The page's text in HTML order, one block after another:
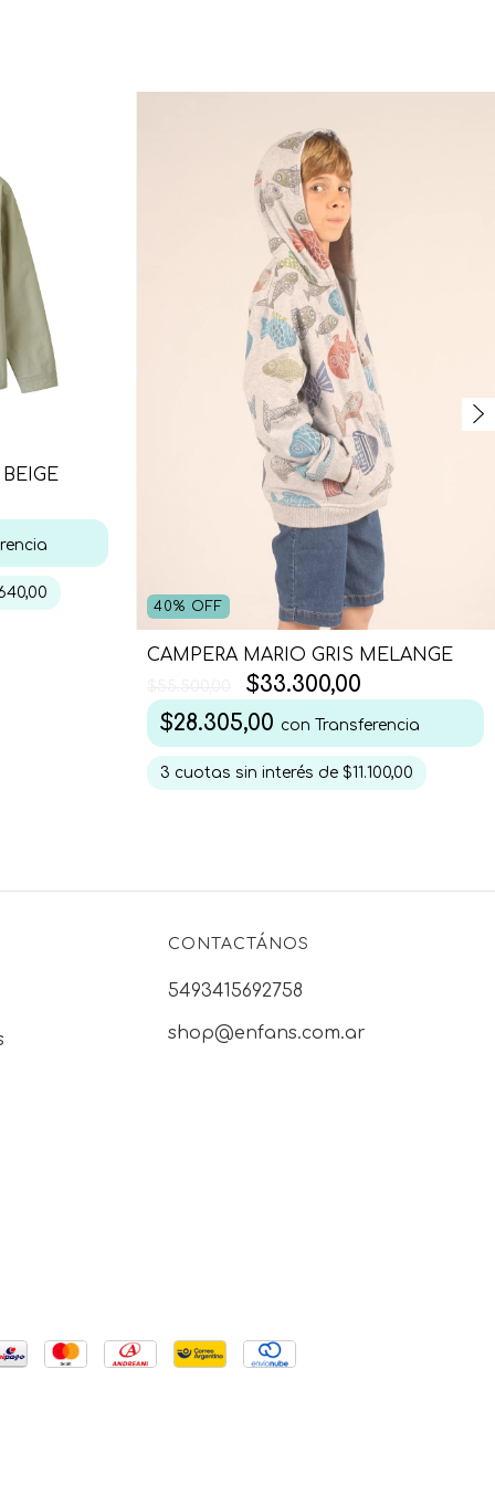
40% OFF
CAMPERA MARIO GRIS MELANGE
$33.300,00
$28.305,00 con Transferencia
3 cuotas sin interés de $11.100,00
CONTACTÁNOS
5493415692758
shop@enfans.com.ar